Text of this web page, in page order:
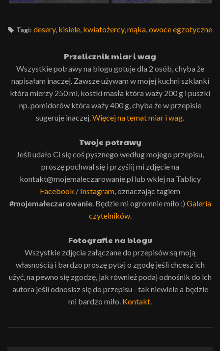
Tagi: desery, kisiele kwiatożercy, mąka owoce egzotyczne
Przelicznik miar i wag
Wszystkie potrawy na blogu gotuje dla 2 osób, chyba że
napisałam inaczej. Zawsze używam w mojej kuchni szklanki
która mierzy 250 ml, kostki masła która waży 200 g i puszki
np. pomidorów która waży 400 g, chyba że w przepisie
sugeruje inaczej. Więcej na temat miar i wag
Twoje potrawy
Jeśli udało Ci się coś pysznego według mojego przepisu,
proszę pochwal się i przyślij mi zdjęcie na
kontakt@mojemaleczarowanie.pl lub wklej na Tablicy
Facebook / Instagram , oznaczając tagiem
#mojemałeczarowanie. Będzie mi ogromnie miło :) Galeria
czytelników.
Fotografie na blogu
Wszystkie zdjęcia załączane do przepisów są moją
własnością i bardzo proszę pytaj o zgodę jeśli chcesz ich
użyć, na pewno się zgodzę, jak również podaj odnośnik do ich
autora jeśli odnosisz się do przepisu - tak niewiele a będzie
mi bardzo miło. Kontakt